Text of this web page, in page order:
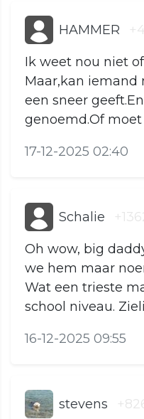
HAMMER
Ik weet nou niet
Maar,kan iemand
een sneer
genoemd.Of
17-12-2025 02:40
Schalie
Oh wow, big
we hem maar
Wat een trieste
school niveau.
16-12-2025 09:55
stevens